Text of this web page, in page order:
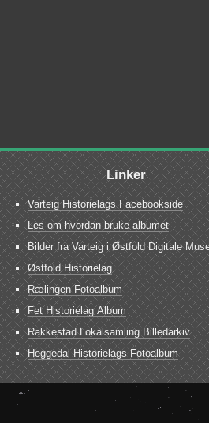
Linker
Varteig Historielags Facebookside
Les om hvordan bruke albumet
Bilder fra Varteig i Østfold Digitale
Østfold Historielag
Rælingen Fotoalbum
Fet Historielag Album
Rakkestad Lokalsamling Billedarkiv
Heggedal Historielags Fotoalbum